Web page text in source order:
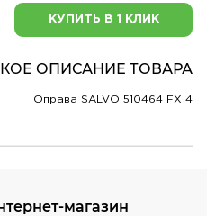
КУПИТЬ В 1 КЛИК
ОПИСАНИЕ ТОВАРА
Оправа SALVO 510464 FX 4
магазин